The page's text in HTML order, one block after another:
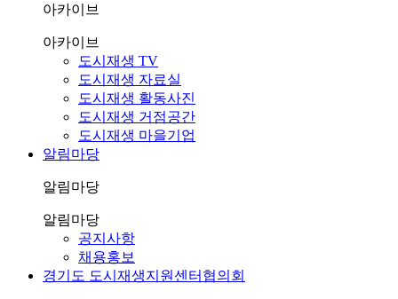
아카이브
아카이브
도시재생 TV
도시재생 자료실
도시재생 활동사진
도시재생 거점공간
도시재생 마을기업
알림마당
알림마당
알림마당
공지사항
채용홍보
경기도 도시재생지원센터협의회